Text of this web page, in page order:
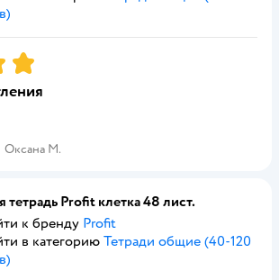
Оксана М.
Profit клетка 48 лист.
к бренду Profit
в категорию Тетради общие (40-120